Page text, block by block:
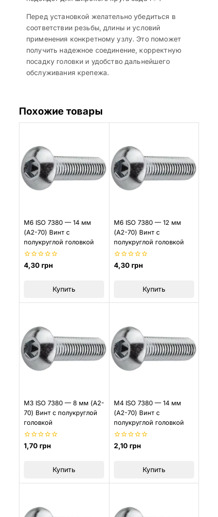
Перед установкой желательно убедиться в
соответствии резьбы, длины и условий
применения конкретному узлу. Это поможет
получить надежное соединение, корректную
посадку головки и удобство дальнейшего
обслуживания крепежа.
Похожие товары
M6 ISO 7380 — 14 мм
(A2-70) Винт с
полукруглой головкой
0
из
4,30 грн
Купить
M6 ISO 7380 — 12 мм
(A2-70) Винт с
полукруглой головкой
0
из
4,30 грн
Купить
M3 ISO 7380 — 8 мм (A2-
70) Винт с полукруглой
головкой
0
из
1,70 грн
Купить
M4 ISO 7380 — 14 мм
(A2-70) Винт с
полукруглой головкой
0
из
2,10 грн
Купить